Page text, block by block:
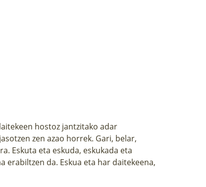
hostoz jantzitako adar
zen azao horrek. Gari, belar,
Eskuta eta eskuda, eskukada eta
erabiltzen da. Eskua eta har daitekeena,